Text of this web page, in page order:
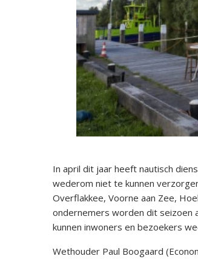
In april dit jaar heeft nautisch
wederom niet te kunnen
Overflakkee, Voorne aan Zee,
ondernemers worden dit seizoen
kunnen inwoners en bezoekers
Wethouder Paul Boogaard